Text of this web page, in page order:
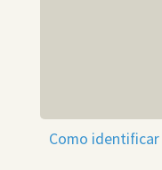
Como